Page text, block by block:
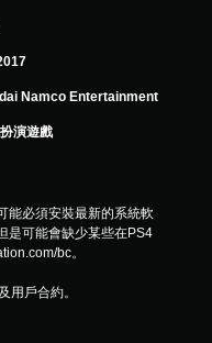
評
Namco Entertainment
演遊戲
能必須安裝最新的系統軟
是可能會缺少某些在PS4
bc。
用戶合約。